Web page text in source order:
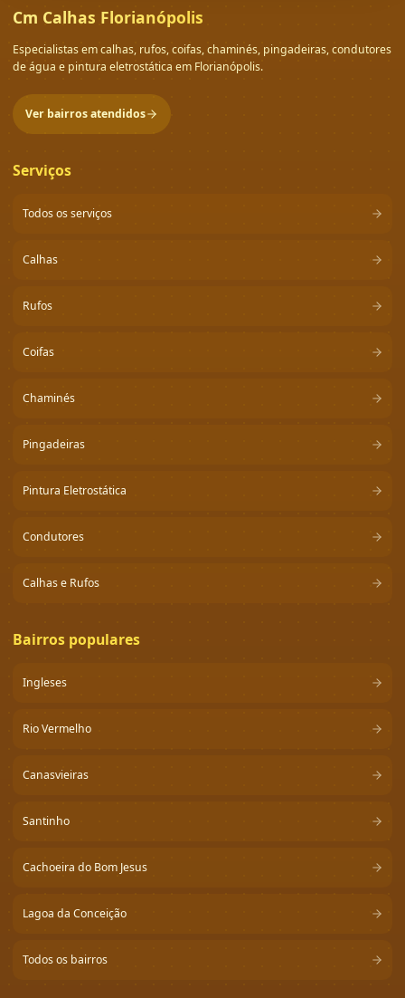
Cm Calhas Florianópolis
Especialistas em calhas, rufos, coifas, chaminés, pingadeiras, condutores
de água e pintura eletrostática em Florianópolis.
Ver bairros atendidos
Serviços
Todos os serviços
Calhas
Rufos
Coifas
Chaminés
Pingadeiras
Pintura Eletrostática
Condutores
Calhas e Rufos
Bairros populares
Ingleses
Rio Vermelho
Canasvieiras
Santinho
Cachoeira do Bom Jesus
Lagoa da Conceição
Todos os bairros